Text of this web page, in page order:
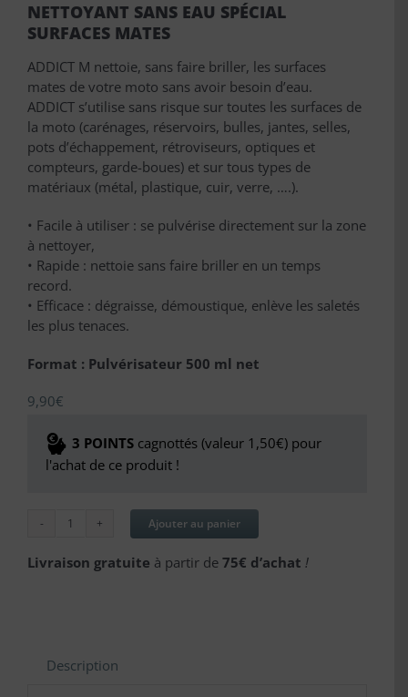
NETTOYANT SANS EAU SPÉCIAL
SURFACES MATES
ADDICT M nettoie, sans faire briller, les surfaces
mates de votre moto sans avoir besoin d’eau.
ADDICT s’utilise sans risque sur toutes les surfaces de
la moto (carénages, réservoirs, bulles, jantes, selles,
pots d’échappement, rétroviseurs, optiques et
compteurs, garde-boues) et sur tous types de
matériaux (métal, plastique, cuir, verre, ….).
• Facile à utiliser : se pulvérise directement sur la zone
à nettoyer,
• Rapide : nettoie sans faire briller en un temps
record.
• Efficace : dégraisse, démoustique, enlève les saletés
les plus tenaces.
Format : Pulvérisateur 500 ml net
9,90€
3 POINTS cagnottés (valeur 1,50€) pour
l'achat de ce produit !
quantité
ADDICT
Ajouter au panier
Livraison gratuite à partir de 75€ d’achat !
Description